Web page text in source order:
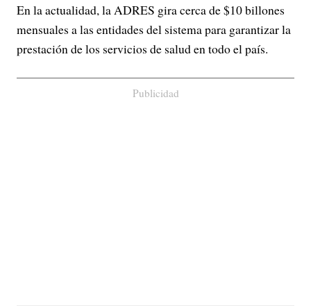
En la actualidad, la ADRES gira cerca de $10 billones
mensuales a las entidades del sistema para garantizar la
prestación de los servicios de salud en todo el país.
Publicidad